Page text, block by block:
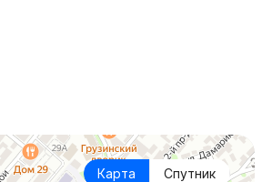
Карта Спутник